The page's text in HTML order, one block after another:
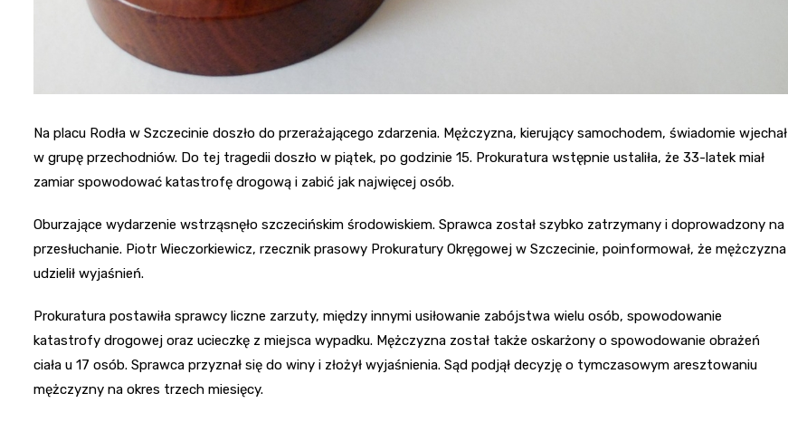
Na placu Rodła w Szczecinie doszło do przerażającego zdarzenia. Mężczyzna, kierujący samochodem, świadomie wjechał
w grupę przechodniów. Do tej tragedii doszło w piątek, po godzinie 15. Prokuratura wstępnie ustaliła, że 33-latek miał
zamiar spowodować katastrofę drogową i zabić jak najwięcej osób.
Oburzające wydarzenie wstrząsnęło szczecińskim środowiskiem. Sprawca został szybko zatrzymany i doprowadzony na
przesłuchanie. Piotr Wieczorkiewicz, rzecznik prasowy Prokuratury Okręgowej w Szczecinie, poinformował, że mężczyzna
udzielił wyjaśnień.
Prokuratura postawiła sprawcy liczne zarzuty, między innymi usiłowanie zabójstwa wielu osób, spowodowanie
katastrofy drogowej oraz ucieczkę z miejsca wypadku. Mężczyzna został także oskarżony o spowodowanie obrażeń
ciała u 17 osób. Sprawca przyznał się do winy i złożył wyjaśnienia. Sąd podjął decyzję o tymczasowym aresztowaniu
mężczyzny na okres trzech miesięcy.